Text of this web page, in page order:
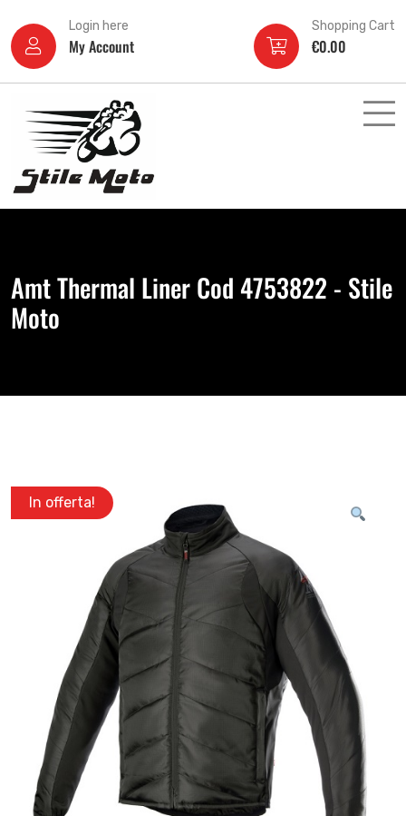
Login here
My Account
Shopping Cart
€0.00
Amt Thermal Liner Cod 4753822 - Stile
Moto
In offerta!